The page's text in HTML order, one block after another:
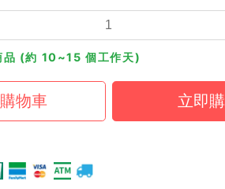
品 (約 10~15 個工作天)